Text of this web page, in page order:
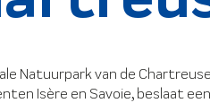
Natuurpark van de
Isère en Savoie, beslaat